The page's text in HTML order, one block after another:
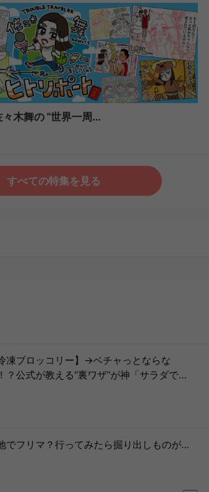
木舞の “世界一周...
すべての特集を見る
冷凍ブロッコリー】→ベチャっとならな
？公式が教える“裏ワザ”が神「サラダで...
でフリマ？行ってみたら掘り出しものが…